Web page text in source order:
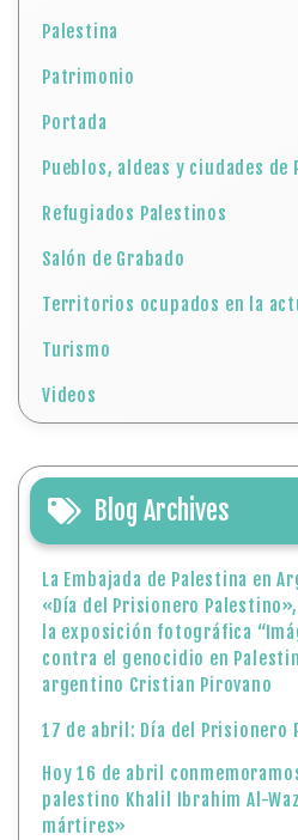
Palestina
Patrimonio
Portada
Pueblos, aldeas y ciudades
Refugiados Palestinos
Salón de Grabado
Territorios ocupados en la
Turismo
Videos
Blog Archives
La Embajada de Palestina en
«Día del Prisionero
la exposición fotográfica
contra el genocidio en
argentino Cristian Pirovano
17 de abril: Día del Prisionero
Hoy 16 de abril
palestino Khalil Ibrahim Al-
mártires»